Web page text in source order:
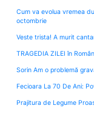
Cum va evolua vremea
octombrie
Veste trista! A murit
TRAGEDIA ZILEI în
Sorin Am o problemă
Fecioara La 70 De Ani:
Prajitura de Legume